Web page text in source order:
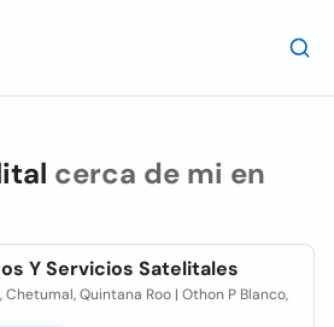
cerca de mi en
Y Servicios Satelitales
Chetumal, Quintana Roo | Othon P Blanco,